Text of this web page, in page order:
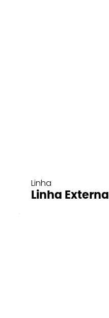
Linha
Linha Externa